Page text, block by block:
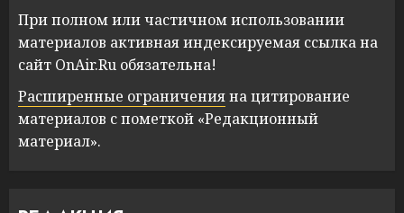
При полном или частичном использовании
материалов активная индексируемая ссылка на
сайт OnAir.Ru обязательна!
Расширенные ограниченияна цитирование
материалов с пометкой «Редакционный
материал».